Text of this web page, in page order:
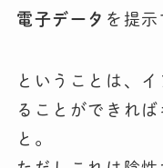
電子データ を提示
ということは、
ることができれ
と。